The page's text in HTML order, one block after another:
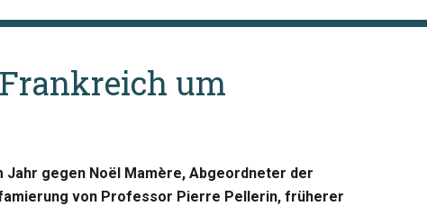
um
gegen Noël Mamère, Abgeordneter der
von Professor Pierre Pellerin, früherer